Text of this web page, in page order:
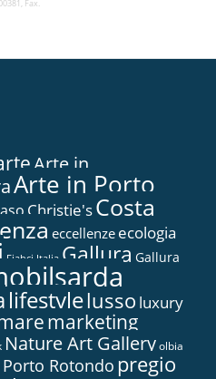
Fax.
Arte in...
Arte in Porto
Christie'sCosta
eccellenze ecologia
Fiabci Italia Gallura Gallura
lifestylelusso luxury
marketing
Nature Art Galleryolbia
Porto Rotondo pregio